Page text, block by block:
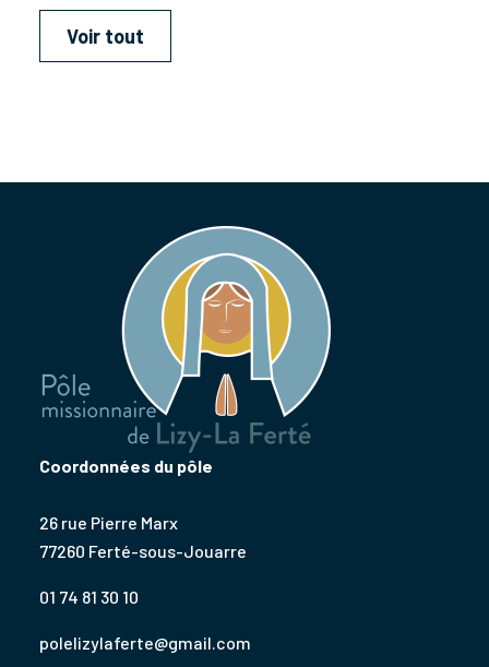
Voir tout
Coordonnées du pôle
26 rue Pierre Marx
77260 Ferté-sous-Jouarre
01 74 81 30 10
polelizylaferte@gmail.com